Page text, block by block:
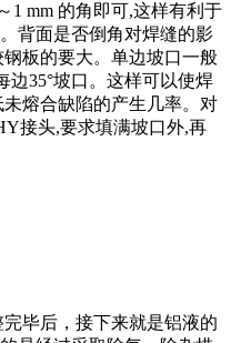
1 mm 的角即可,这样有利于
背面是否倒角对焊缝的影
板的要大。单边坡口一般
边35°坡口。这样可以使焊
熔合缺陷的产生几率。对
接头,要求填满坡口外,再
毕后，接下来就是铝液的